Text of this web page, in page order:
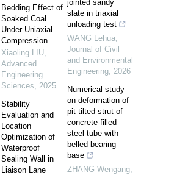
Bedding Effect of
Soaked Coal
Under Uniaxial
Compression
Xiaoling LIU,
Advanced
Engineering
Sciences, 2025
Stability
Evaluation and
Location
Optimization of
Waterproof
Sealing Wall in
Liaison Lane
jointed sandy
slate in triaxial
unloading test
WANG Lehua,
Journal of Civil
and Environmental
Engineering, 2026
Numerical study
on deformation of
pit tilted strut of
concrete-filled
steel tube with
belled bearing
base
ZHANG Wengang,